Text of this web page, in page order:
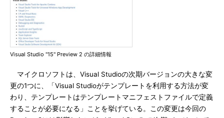
Visual Studio "15" Preview 2 の詳細情報
マイクロソフトは、Visual Studioの次期バージョンの大きな変
更の1つに、「Visual Studioがテンプレートを利用する方法が変
わり、テンプレートはテンプレートマニフェストファイルで定義
することが必要になる」ことを挙げている。この変更は今回の